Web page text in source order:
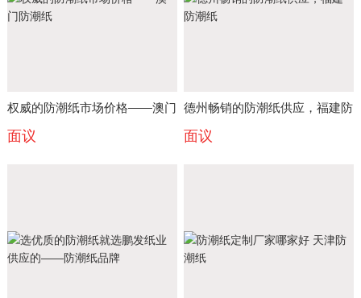
权威的防潮纸市场价格——澳门
防潮纸
面议
德州畅销的防潮纸供应，福建防
潮纸
面议